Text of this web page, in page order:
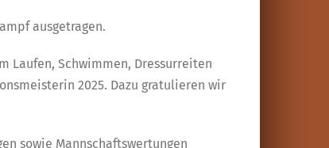
ausgetragen.
Laufen, Schwimmen, Dressurreiten
2025. Dazu gratulieren wir
sowie Mannschaftswertungen